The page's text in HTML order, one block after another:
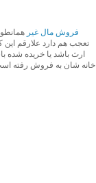
فروش مال غیر
تعجب هم دارد علارقم
ارث باشد یا خریده شده
خانه شان به فروش رفته